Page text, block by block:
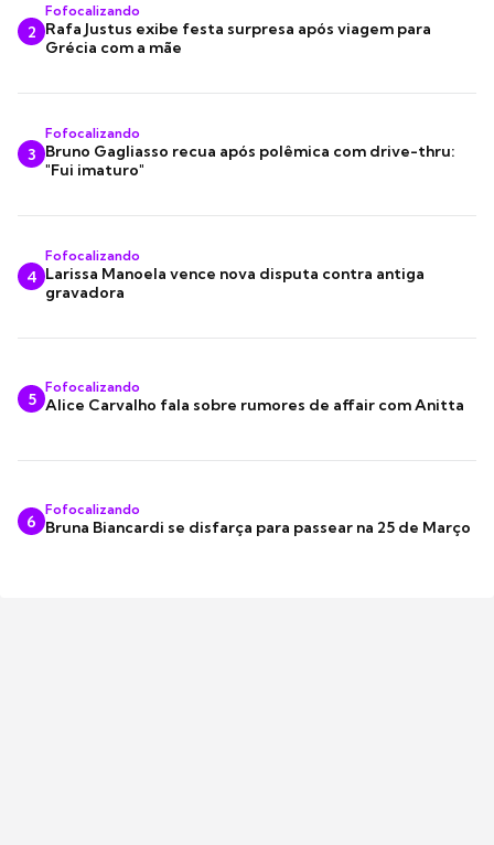
2
Fofocalizando
Rafa Justus exibe festa surpresa após viagem para
Grécia com a mãe
3
Fofocalizando
Bruno Gagliasso recua após polêmica com drive-thru:
"Fui imaturo"
4
Fofocalizando
Larissa Manoela vence nova disputa contra antiga
gravadora
5
Fofocalizando
Alice Carvalho fala sobre rumores de affair com Anitta
6
Fofocalizando
Bruna Biancardi se disfarça para passear na 25 de Março